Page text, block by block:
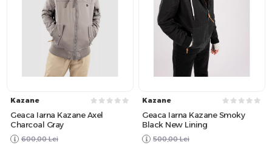
Kazane
Geaca Iarna Kazane Axel
Charcoal Gray
600,00 Lei
Kazane
Geaca Iarna Kazane Smoky
Black New Lining
500,00 Lei